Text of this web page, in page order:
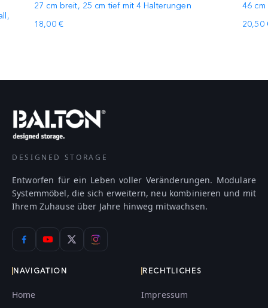
27 cm breit, 25 cm tief mit 4 Halterungen
18,00 €
46
20,50
DESIGNED STORAGE
Entworfen für ein Leben voller Veränderungen. Modulare
Systemmöbel, die sich erweitern, neu kombinieren und mit
Ihrem Zuhause über Jahre hinweg mitwachsen.
NAVIGATION
Home
RECHTLICHES
Impressum